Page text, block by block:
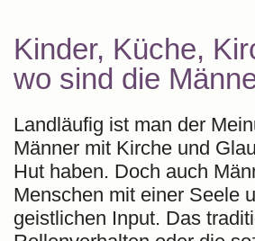
Kinder, Küche,
wo sind die
Landläufig ist man der
Männer mit Kirche und
Hut haben. Doch auch
Menschen mit einer Seele
geistlichen Input. Das